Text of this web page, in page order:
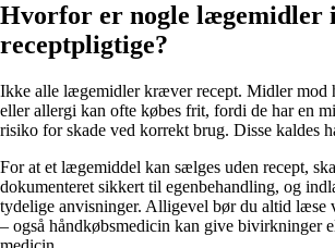
Hvorfor er nogle lægemidler
receptpligtige?
Ikke alle lægemidler kræver recept. Midler mod
eller allergi kan ofte købes frit, fordi de har en
risiko for skade ved korrekt brug. Disse kaldes
For at et lægemiddel kan sælges uden recept,
dokumenteret sikkert til egenbehandling, og
tydelige anvisninger. Alligevel bør du altid læse
– også håndkøbsmedicin kan give bivirkninger